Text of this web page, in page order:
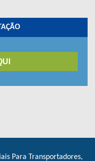
Para Transportadores,